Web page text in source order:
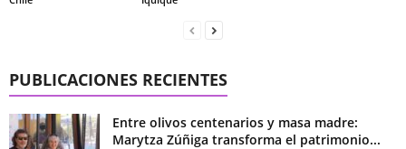
PUBLICACIONES RECIENTES
Entre olivos centenarios y masa madre:
Marytza Zúñiga transforma el patrimonio...